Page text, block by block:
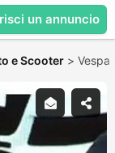
un annuncio
e Scooter >